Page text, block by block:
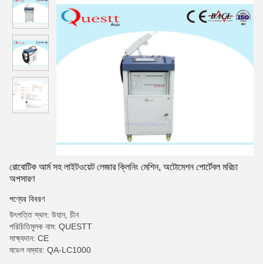
রোবোটিক আর্ম সহ লাইটওয়েট লেজার ক্লিনিং মেশিন, অটোমেশন পোর্টেবল মরিচা
অপসারণ
পণ্যের বিবরণ
উৎপত্তি স্থল: উহান, চীন
পরিচিতিমুলক নাম: QUESTT
সাক্ষ্যদান: CE
মডেল নম্বার: QA-LC1000